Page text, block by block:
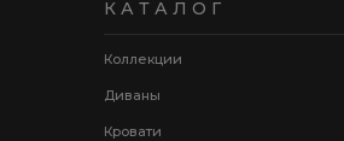
КАТАЛОГ
Коллекции
Диваны
Кровати